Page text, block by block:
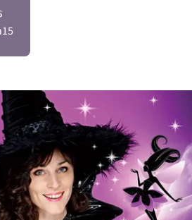
des bonnes
à choisir
peur d’être seul, ou le
justifient-ils